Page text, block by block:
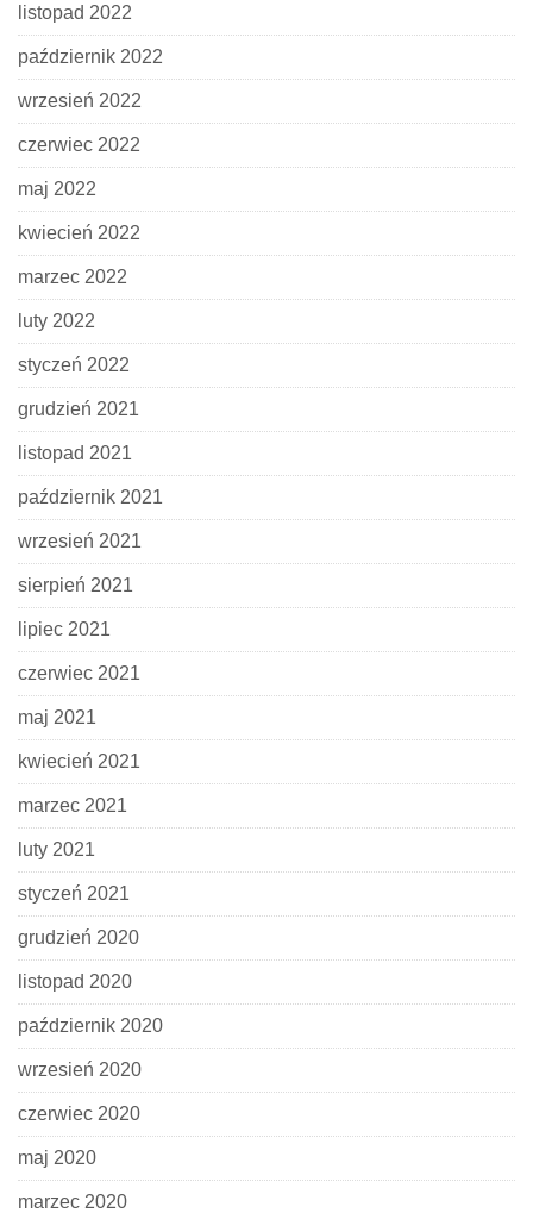
listopad 2022
październik 2022
wrzesień 2022
czerwiec 2022
maj 2022
kwiecień 2022
marzec 2022
luty 2022
styczeń 2022
grudzień 2021
listopad 2021
październik 2021
wrzesień 2021
sierpień 2021
lipiec 2021
czerwiec 2021
maj 2021
kwiecień 2021
marzec 2021
luty 2021
styczeń 2021
grudzień 2020
listopad 2020
październik 2020
wrzesień 2020
czerwiec 2020
maj 2020
marzec 2020